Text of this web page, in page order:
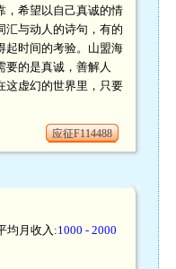
，希望以自己真诚的情
汇与动人的诗句，有的
起时间的考验。山盟海
要的是真诚，善解人
这虚幻的世界里，只要
应征F114488
均月收入:1000 - 2000